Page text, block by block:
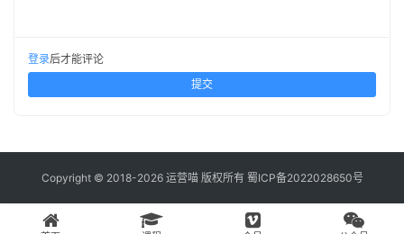
登录后才能评论
提交
Copyright © 2018-2026 运营喵 版权所有 蜀ICP备2022028650号